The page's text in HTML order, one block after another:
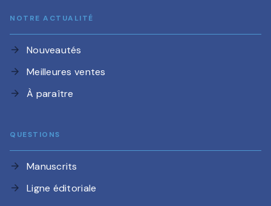
NOTRE ACTUALITÉ
arrow_forward Nouveautés
arrow_forward Meilleures ventes
arrow_forward À paraître
QUESTIONS
arrow_forward Manuscrits
arrow_forward Ligne éditoriale